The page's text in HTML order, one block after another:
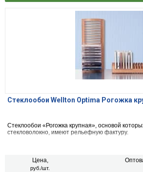
Стеклообои Wellton Optima Рогожка
Стеклообои «Рогожка крупная», основой
стекловолокно, имеют рельефную фактуру.
Цена,
руб./шт.